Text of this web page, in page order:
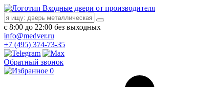
Входные двери от производителя
с 8:00 до 22:00 без выходных
info@medver.ru
+7 (495) 374-73-35
Обратный звонок
0